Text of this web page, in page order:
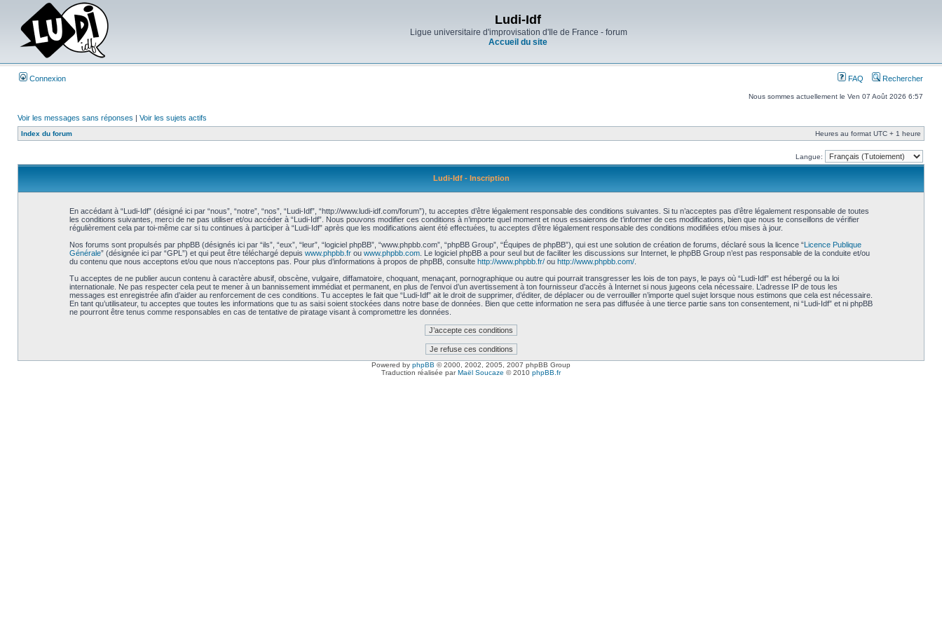
Ludi-Idf
Ligue universitaire d'improvisation d'Ile de France - forum
Accueil du site
Connexion FAQ Rechercher
Nous sommes actuellement le Ven 07 Août 2026 6:57
Voir les messages sans réponses | Voir les sujets actifs
Index du forum Heures au format UTC + 1 heure
Langue:
Ludi-Idf - Inscription
En accédant à “Ludi-Idf” (désigné ici par “nous”, “notre”, “nos”, “Ludi-Idf”, “http://www.ludi-idf.com/forum”), tu acceptes d’être légalement responsable des conditions suivantes. Si tu n’acceptes pas d’être légalement responsable de toutes
les conditions suivantes, merci de ne pas utiliser et/ou accéder à “Ludi-Idf”. Nous pouvons modifier ces conditions à n’importe quel moment et nous essaierons de t’informer de ces modifications, bien que nous te conseillons de vérifier
régulièrement cela par toi-même car si tu continues à participer à “Ludi-Idf” après que les modifications aient été effectuées, tu acceptes d’être légalement responsable des conditions modifiées et/ou mises à jour.
Nos forums sont propulsés par phpBB (désignés ici par “ils”, “eux”, “leur”, “logiciel phpBB”, “www.phpbb.com”, “phpBB Group”, “Équipes de phpBB”), qui est une solution de création de forums, déclaré sous la licence “Licence Publique
Générale” (désignée ici par “GPL”) et qui peut être téléchargé depuis www.phpbb.frou www.phpbb.com. Le logiciel phpBB a pour seul but de faciliter les discussions sur Internet, le phpBB Group n’est pas responsable de la conduite et/ou
du contenu que nous acceptons et/ou que nous n’acceptons pas. Pour plus d’informations à propos de phpBB, consulte http://www.phpbb.fr/ou http://www.phpbb.com/.
Tu acceptes de ne publier aucun contenu à caractère abusif, obscène, vulgaire, diffamatoire, choquant, menaçant, pornographique ou autre qui pourrait transgresser les lois de ton pays, le pays où “Ludi-Idf” est hébergé ou la loi
internationale. Ne pas respecter cela peut te mener à un bannissement immédiat et permanent, en plus de l’envoi d’un avertissement à ton fournisseur d’accès à Internet si nous jugeons cela nécessaire. L’adresse IP de tous les
messages est enregistrée afin d’aider au renforcement de ces conditions. Tu acceptes le fait que “Ludi-Idf” ait le droit de supprimer, d’éditer, de déplacer ou de verrouiller n’importe quel sujet lorsque nous estimons que cela est nécessaire.
En tant qu’utilisateur, tu acceptes que toutes les informations que tu as saisi soient stockées dans notre base de données. Bien que cette information ne sera pas diffusée à une tierce partie sans ton consentement, ni “Ludi-Idf” et ni phpBB
ne pourront être tenus comme responsables en cas de tentative de piratage visant à compromettre les données.
Powered by phpBB © 2000, 2002, 2005, 2007 phpBB Group
Traduction réalisée parMaël Soucaze © 2010 phpBB.fr